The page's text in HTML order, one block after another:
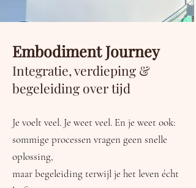
Embodiment Journey
Integratie, verdieping &
begeleiding over tijd
Je voelt veel. Je weet veel. En je weet ook:
sommige processen vragen geen snelle
oplossing,
maar begeleiding terwijl je het leven écht